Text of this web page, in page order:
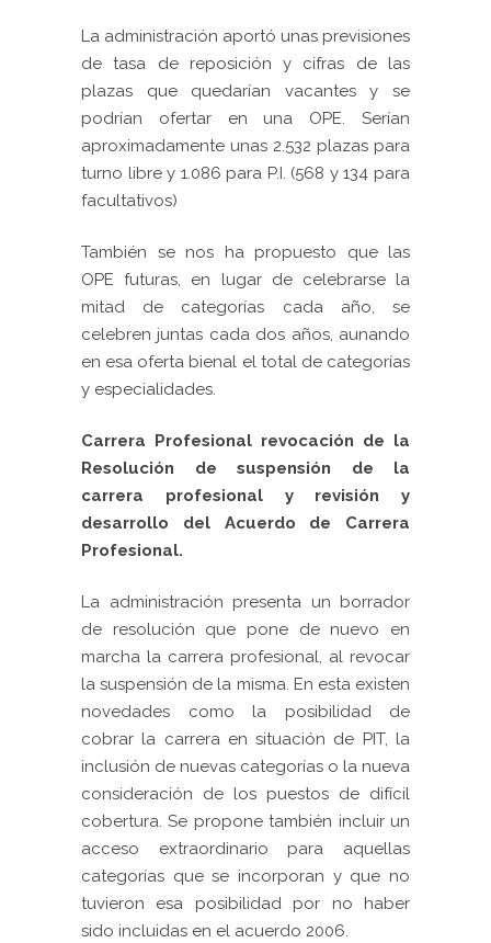
La administración aportó unas previsiones
de tasa de reposición y cifras de las
plazas que quedarían vacantes y se
podrían ofertar en una OPE. Serían
aproximadamente unas 2.532 plazas para
turno libre y 1.086 para P.I. (568 y 134 para
facultativos)
También se nos ha propuesto que las
OPE futuras, en lugar de celebrarse la
mitad de categorías cada año, se
celebren juntas cada dos años, aunando
en esa oferta bienal el total de categorías
y especialidades.
Carrera Profesional revocación de la
Resolución de suspensión de la
carrera profesional y revisión y
desarrollo del Acuerdo de Carrera
Profesional.
La administración presenta un borrador
de resolución que pone de nuevo en
marcha la carrera profesional, al revocar
la suspensión de la misma. En esta existen
novedades como la posibilidad de
cobrar la carrera en situación de PIT, la
inclusión de nuevas categorías o la nueva
consideración de los puestos de difícil
cobertura. Se propone también incluir un
acceso extraordinario para aquellas
categorías que se incorporan y que no
tuvieron esa posibilidad por no haber
sido incluidas en el acuerdo 2006.